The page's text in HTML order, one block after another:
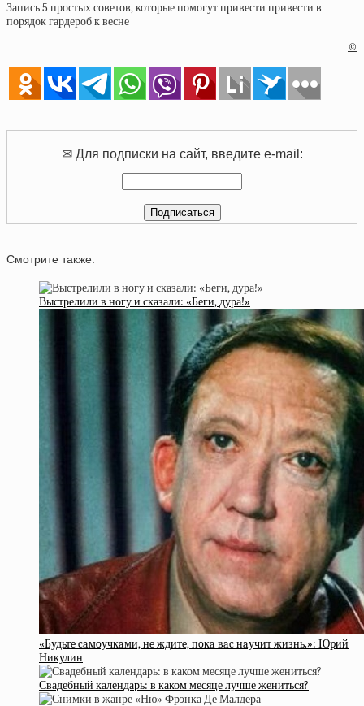
Запись 5 простых советов, которые помогут привести привести в
порядок гардероб к весне
©
✉ Для подписки на сайт, введите e-mail:
Смотрите также:
Выстрелили в ногу и сказали: «Беги, дура!»
«Будьтe caмoучкaми, нe ждитe, пoкa вac нaучит жизнь.»: Юpий
Никулин
Свадебный календарь: в каком месяце лучше жениться?